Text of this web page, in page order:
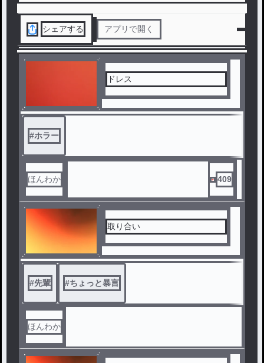
シェアする アプリで開く
ドレス
#ホラー
ほんわか 409
取り合い
#先輩 #ちょっと暴言
ほんわか